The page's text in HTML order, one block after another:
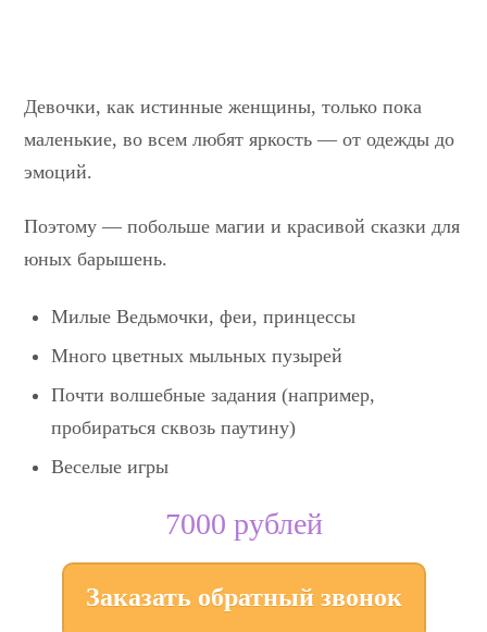
Девочки, как истинные женщины, только пока
маленькие, во всем любят яркость — от одежды до
эмоций.
Поэтому — побольше магии и красивой сказки для
юных барышень.
Милые Ведьмочки,феи, принцессы
Много цветных мыльных пузырей
Почти волшебные задания (например,
пробираться сквозь паутину)
Веселые игры
7000 рублей
Заказать обратный звонок